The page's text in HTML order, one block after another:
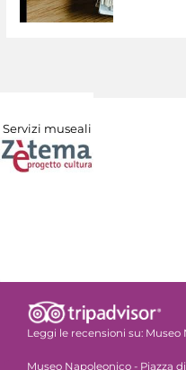
Servizi museali
Leggi le recensioni su: Museo
Museo Napoleonico - Piazza